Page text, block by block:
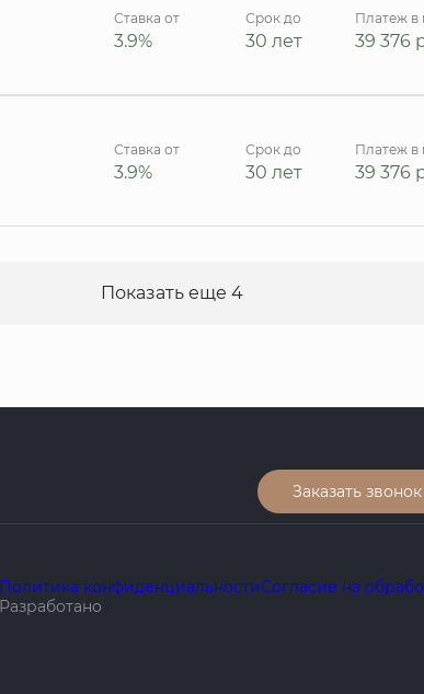
Ставка от
3.9%
Срок до
30 лет
Платеж в
39 376
Ставка от
3.9%
Срок до
30 лет
Платеж в
39 376
Показать еще 4
Заказать звонок
Политика конфиденциальностиСогласие на
Разработано